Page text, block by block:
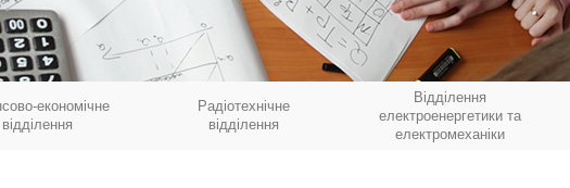
економічне
відділення
Радіотехнічне
відділення
Відділення
електроенергетики та
електромеханіки